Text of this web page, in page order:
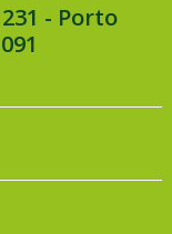
- Porto